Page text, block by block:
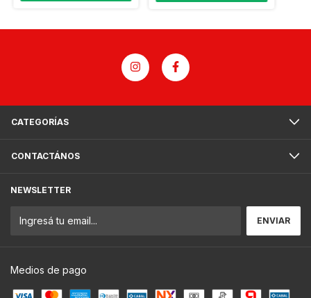
CATEGORÍAS
CONTACTÁNOS
NEWSLETTER
Medios de pago